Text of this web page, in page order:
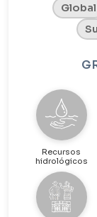
Global
Recursos
hidrológicos